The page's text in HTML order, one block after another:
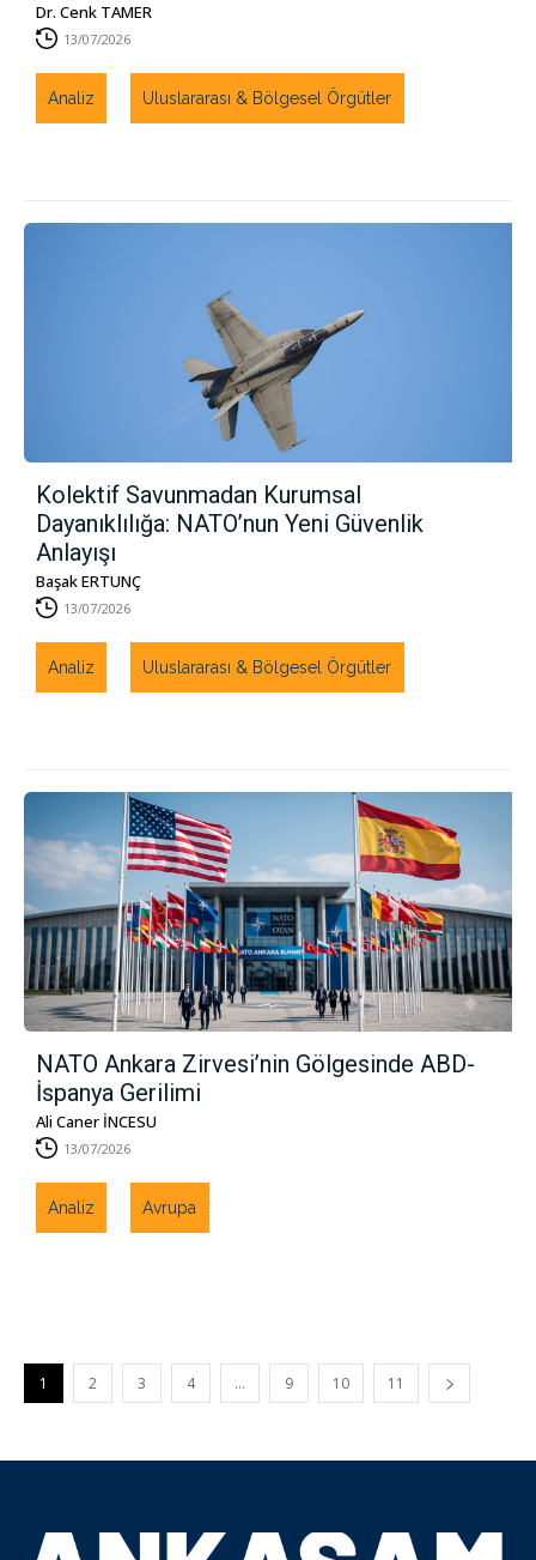
Dr. Cenk TAMER
13/07/2026
Analiz Uluslararası & Bölgesel Örgütler
Kolektif Savunmadan Kurumsal
Dayanıklılığa: NATO’nun Yeni Güvenlik
Anlayışı
Başak ERTUNÇ
13/07/2026
Analiz Uluslararası & Bölgesel Örgütler
NATO Ankara Zirvesi’nin Gölgesinde ABD-
İspanya Gerilimi
Ali Caner İNCESU
13/07/2026
Analiz Avrupa
1 2 3 4 … 9 10 11